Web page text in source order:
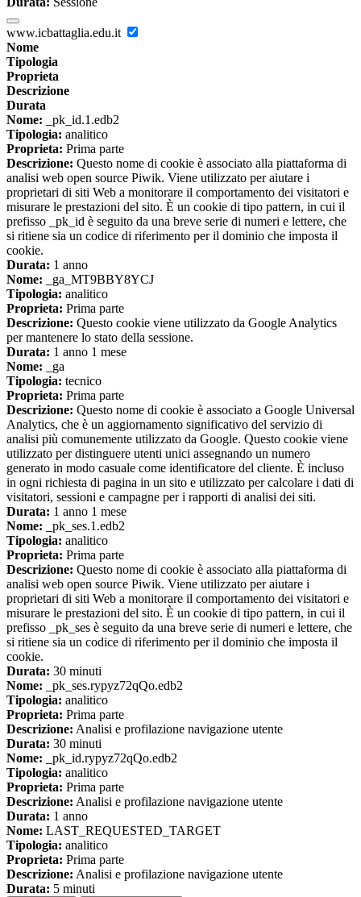
www.icbattaglia.edu.it
Nome
Tipologia
Proprieta
Descrizione
Durata
Nome: _pk_id.1.edb2
Tipologia: analitico
Proprieta: Prima parte
Descrizione: Questo nome di cookie è associato alla piattaforma di
analisi web open source Piwik. Viene utilizzato per aiutare i
proprietari di siti Web a monitorare il comportamento dei visitatori e
misurare le prestazioni del sito. È un cookie di tipo pattern, in cui il
prefisso _pk_id è seguito da una breve serie di numeri e lettere, che
si ritiene sia un codice di riferimento per il dominio che imposta il
cookie.
Durata: 1 anno
Nome: _ga_MT9BBY8YCJ
Tipologia: analitico
Proprieta: Prima parte
Descrizione: Questo cookie viene utilizzato da Google Analytics
per mantenere lo stato della sessione.
Durata: 1 anno 1 mese
Nome: _ga
Tipologia: tecnico
Proprieta: Prima parte
Descrizione: Questo nome di cookie è associato a Google Universal
Analytics, che è un aggiornamento significativo del servizio di
analisi più comunemente utilizzato da Google. Questo cookie viene
utilizzato per distinguere utenti unici assegnando un numero
generato in modo casuale come identificatore del cliente. È incluso
in ogni richiesta di pagina in un sito e utilizzato per calcolare i dati di
visitatori, sessioni e campagne per i rapporti di analisi dei siti.
Durata: 1 anno 1 mese
Nome: _pk_ses.1.edb2
Tipologia: analitico
Proprieta: Prima parte
Descrizione: Questo nome di cookie è associato alla piattaforma di
analisi web open source Piwik. Viene utilizzato per aiutare i
proprietari di siti Web a monitorare il comportamento dei visitatori e
misurare le prestazioni del sito. È un cookie di tipo pattern, in cui il
prefisso _pk_ses è seguito da una breve serie di numeri e lettere, che
si ritiene sia un codice di riferimento per il dominio che imposta il
cookie.
Durata: 30 minuti
Nome: _pk_ses.rypyz72qQo.edb2
Tipologia: analitico
Proprieta: Prima parte
Descrizione: Analisi e profilazione navigazione utente
Durata: 30 minuti
Nome: _pk_id.rypyz72qQo.edb2
Tipologia: analitico
Proprieta: Prima parte
Descrizione: Analisi e profilazione navigazione utente
Durata: 1 anno
Nome: LAST_REQUESTED_TARGET
Tipologia: analitico
Proprieta: Prima parte
Descrizione: Analisi e profilazione navigazione utente
Durata: 5 minuti